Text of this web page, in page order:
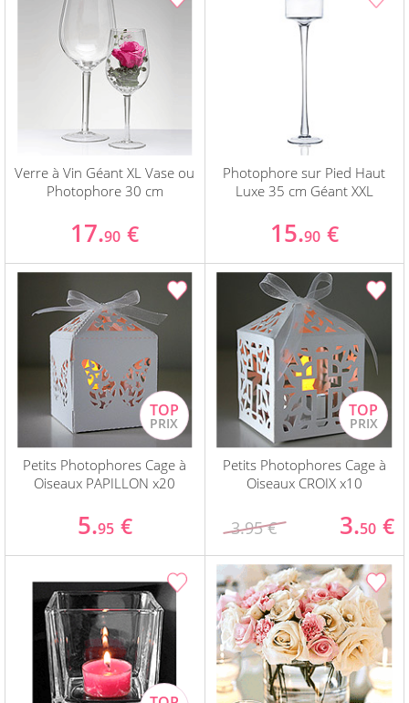
Verre à Vin Géant XL Vase ou
Photophore 30 cm
17.90 €
Photophore sur Pied Haut
Luxe 35 cm Géant XXL
15.90 €
Petits Photophores Cage à
Oiseaux PAPILLON x20
5.95 €
Petits Photophores Cage à
Oiseaux CROIX x10
3.95 € 3.50 €